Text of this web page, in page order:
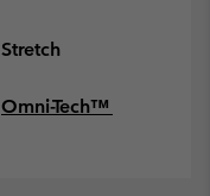
Stretch
Omni-Tech™